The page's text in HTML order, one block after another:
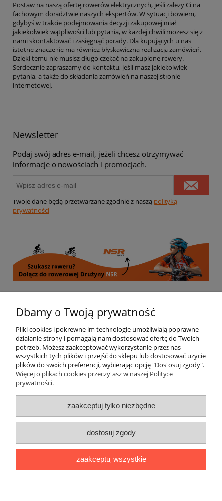
Postaw na naszą ofertę rowerów elektrycznych, jeśli zależy Ci na
fachowym doradztwie naszych ekspertów. W sytuacji bowiem,
gdybyś w trakcie podejmowania decyzji zakupowej miał
jakiekolwiek wątpliwości lub pytania, w każdej chwili możesz się z
nami skontaktować i zasięgnąć porady. Dla kupujących u nas
istotne znaczenie ma również błyskawiczna realizacja zamówień.
Dzięki temu nie musisz długo czekać na zakupione rowery.
Serdecznie zapraszamy do kontaktu, jeśli masz jakiekolwiek
pytania, a także do składania zamówień na naszej stronie
internetowej.
Newsletter
Podaj swój adres e-mail, jeżeli chcesz otrzymywać
informacje o nowościach i promocjach.
Twoje dane będą przetwarzane zgodnie z naszą polityką
prywatności
Informacje
Moje konto
Płatności i dostawa
Kontakt
Społeczność
Saturna 37, 67-200 Głogów |sklep@nsrsport.pl
NIP: 6921137889 | REGON: 390919005
Dbamy o Twoją prywatność
Pliki cookies i pokrewne im technologie umożliwiają poprawne
działanie strony i pomagają nam dostosować ofertę do Twoich
potrzeb. Możesz zaakceptować wykorzystanie przez nas
wszystkich tych plików i przejść do sklepu lub dostosować użycie
plików do swoich preferencji, wybierając opcję "Dostosuj zgody".
Więcej o plikach cookies przeczytasz w naszej Polityce
prywatności.
zaakceptuj tylko niezbędne
dostosuj zgody
zaakceptuj wszystkie